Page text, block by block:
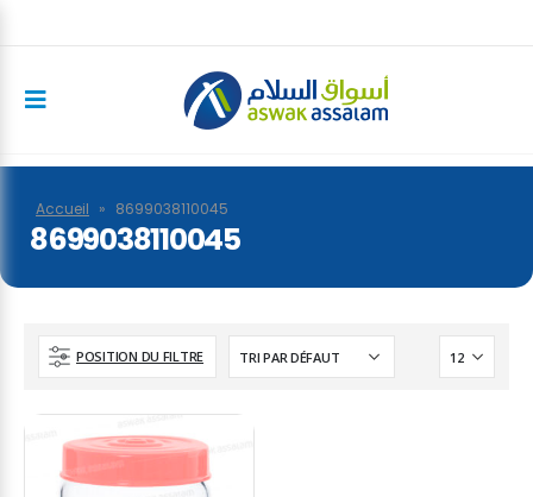
Accueil » 8699038110045
8699038110045
POSITION DU FILTRE